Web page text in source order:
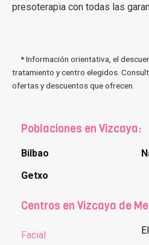
presoterapia con todas las
* Información orientativa, el
tratamiento y centro elegidos.
ofertas y descuentos que ofrecen.
Poblaciones en Vizcaya:
Bilbao
Getxo
Centros en Vizcaya de
Facial